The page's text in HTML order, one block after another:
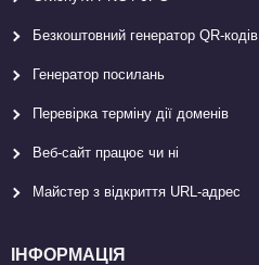
Безкоштовний генератор QR-кодів
Генератор посилань
Перевірка терміну дії доменів
Веб-сайт працює чи ні
Майстер з відкриття URL-aдрес
ІНФОРМАЦІЯ